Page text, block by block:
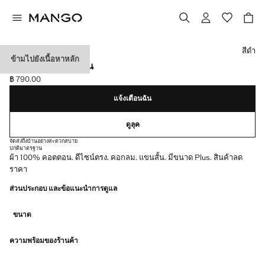
ข้ามไปยังเนื้อหาหลัก
เสื้อยืดผ้าฝ้ายแขนสั้น
ราคาปัจจุบัน [฿ 790.00 ]
฿ 790.00
เลือกสี
สีดำ
แจ้งเตือนฉัน
ดูลุค
จัดส่งถึงบ้านอย่างสะดวกสบาย
ปกติมาตรฐาน
ผ้า 100% คอตตอน. ดีไซน์ตรง. คอกลม. แขนสั้น. มีขนาด Plus. สินค้าลด
ราคา
ส่วนประกอบ และข้อแนะนำการดูแล
ขนาด
ความพร้อมของร้านค้า